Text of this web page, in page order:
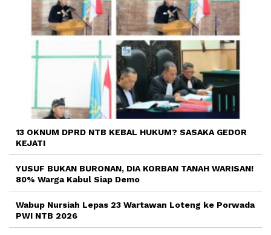
13 OKNUM DPRD NTB KEBAL HUKUM? SASAKA GEDOR
KEJATI
YUSUF BUKAN BURONAN, DIA KORBAN TANAH WARISAN!
80% Warga Kabul Siap Demo
Wabup Nursiah Lepas 23 Wartawan Loteng ke Porwada
PWI NTB 2026